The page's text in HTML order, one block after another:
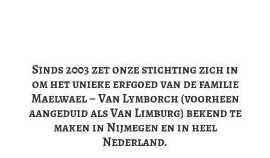
Sinds 2003 zet onze stichting zich in
om het unieke erfgoed van de familie
Maelwael – Van Lymborch (voorheen
aangeduid als Van Limburg) bekend te
maken in Nijmegen en in heel
Nederland.